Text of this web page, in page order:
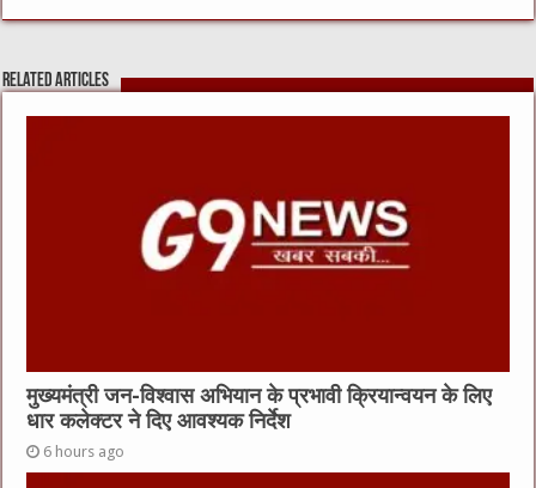
e
b
o
te h l
s
p
Related Articles
मुख्यमंत्री जन-विश्वास अभियान के प्रभावी क्रियान्वयन के लिए
धार कलेक्टर ने दिए आवश्यक निर्देश
6 hours ago